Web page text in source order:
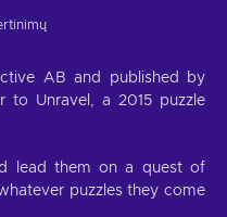
AB and published by
to Unravel, a 2015 puzzle
lead them on a quest of
puzzles they come